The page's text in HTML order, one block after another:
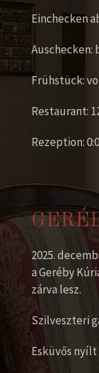
Einchecken
Auschecken:
Frühstück:
Restaurant:
Rezeption:
2025.
a Geréby
zárva lesz.
Szilveszteri
Esküvős nyílt